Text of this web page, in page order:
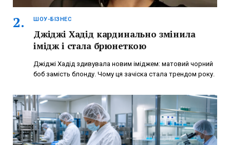
ШОУ-БІЗНЕС
Джіджі Хадід кардинально змінила
імідж і стала брюнеткою
Джіджі Хадід здивувала новим іміджем: матовий чорний
боб замість блонду. Чому ця зачіска стала трендом року.